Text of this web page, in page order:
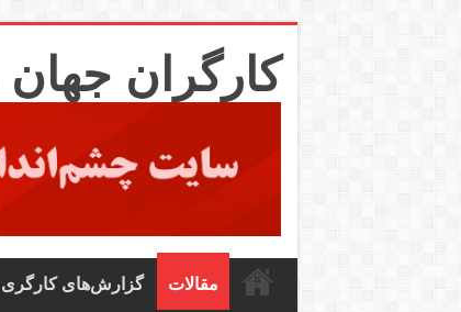
کارگران
مقالات گزارش‌های